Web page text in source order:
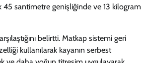
45 santimetre genişliğinde ve 13 kilogram
belirtti. Matkap sistemi geri
kullanılarak kayanın serbest